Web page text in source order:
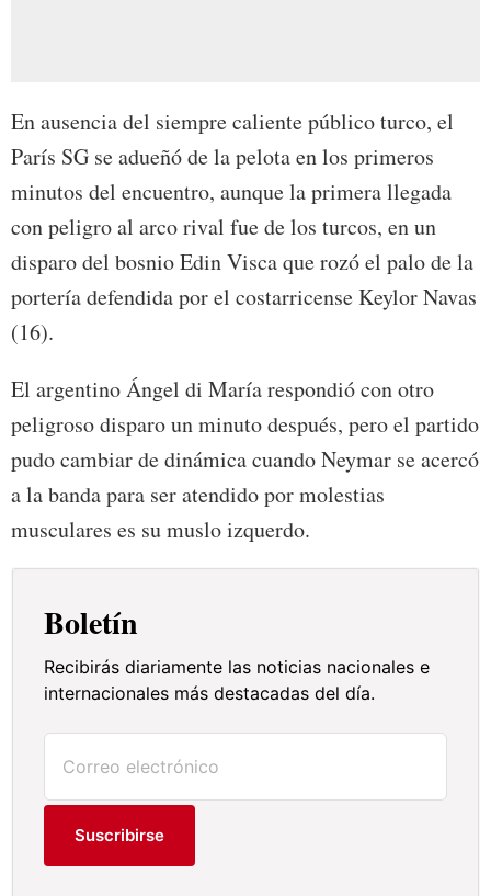
En ausencia del siempre caliente público turco, el
París SG se adueñó de la pelota en los primeros
minutos del encuentro, aunque la primera llegada
con peligro al arco rival fue de los turcos, en un
disparo del bosnio Edin Visca que rozó el palo de la
portería defendida por el costarricense Keylor Navas
(16).
El argentino Ángel di María respondió con otro
peligroso disparo un minuto después, pero el partido
pudo cambiar de dinámica cuando Neymar se acercó
a la banda para ser atendido por molestias
musculares es su muslo izquerdo.
Boletín
Recibirás diariamente las noticias nacionales e
internacionales más destacadas del día.
Suscribirse